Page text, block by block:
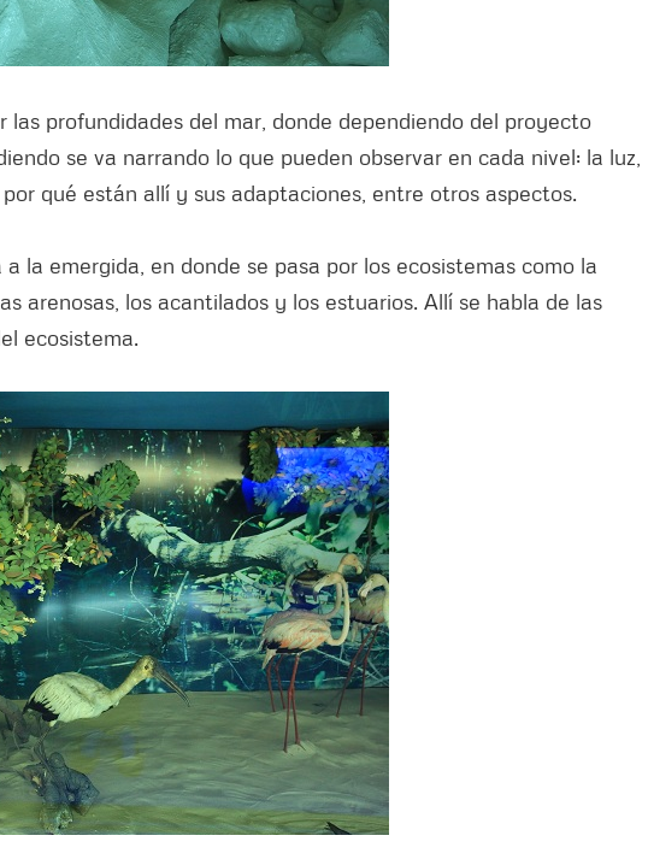
las profundidades del mar, donde dependiendo del proyecto
se va narrando lo que pueden observar en cada nivel: la luz,
qué están allí y sus adaptaciones, entre otros aspectos.
la emergida, en donde se pasa por los ecosistemas como la
arenosas, los acantilados y los estuarios. Allí se habla de las
ecosistema.